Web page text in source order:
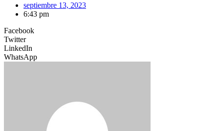
septiembre 13, 2023
6:43 pm
Facebook
Twitter
LinkedIn
WhatsApp